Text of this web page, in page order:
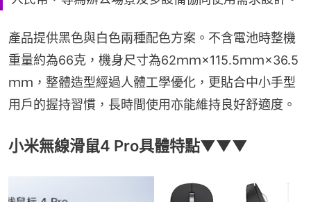
產品提供黑色與白色兩種配色方案。不含電池時整機
重量約為66克，機身尺寸為62ｍｍ×115.5ｍｍ×36.5
ｍｍ，整體造型經過人體工學優化，更貼合中小手型
用戶的握持習慣，長時間使用亦能維持良好舒適度。
小米無線滑鼠4 Pro具體特點▼▼▼